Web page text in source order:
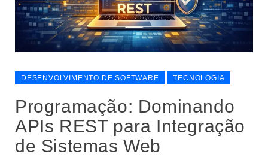
DESENVOLVIMENTO DE SOFTWARE TECNOLOGIA
Programação: Dominando
APIs REST para Integração
de Sistemas Web